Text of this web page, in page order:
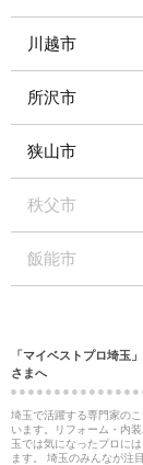
川越市
所沢市
狭山市
秩父市
飯能市
「マイベストプロ埼玉
さまへ
埼玉で活躍する専門家の
います。リフォーム・内
玉では気になったプロに
ます。 埼玉のみんなが注